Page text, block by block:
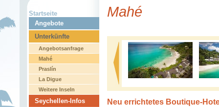
Startseite
Angebote
Unterkünfte
Angebotsanfrage
Mahé
Praslín
La Digue
Weitere Inseln
Seychellen-Infos
Mahé
Neu errichtetes Boutique-